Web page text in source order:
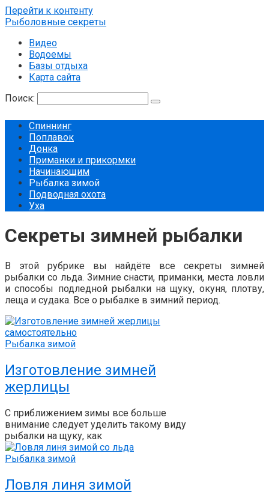
Перейти к контенту
Рыболовные секреты
Видео
Водоемы
Базы отдыха
Карта сайта
Поиск:
Спиннинг
Поплавок
Донка
Приманки и прикормки
Начинающим
Рыбалка зимой
Подводная охота
Уха
Секреты зимней рыбалки
В этой рубрике вы найдёте все секреты зимней
рыбалки со льда. Зимние снасти, приманки, места ловли
и способы подледной рыбалки на щуку, окуня, плотву,
леща и судака. Все о рыбалке в зимний период.
Рыбалка зимой
Изготовление зимней
жерлицы
С приближением зимы все больше
внимание следует уделить такому виду
рыбалки на щуку, как
Рыбалка зимой
Ловля линя зимой